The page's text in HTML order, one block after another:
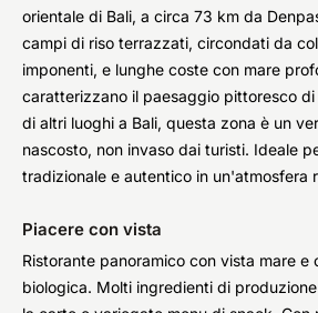
orientale di Bali, a circa 73 km da
campi di riso terrazzati, circondati da
imponenti, e lunghe coste con mare
caratterizzano il paesaggio pittoresco
di altri luoghi a Bali, questa zona è un
nascosto, non invaso dai turisti. Ideale
tradizionale e autentico in un'atmosfera
Piacere con vista
Ristorante panoramico con vista mare e
biologica. Molti ingredienti di